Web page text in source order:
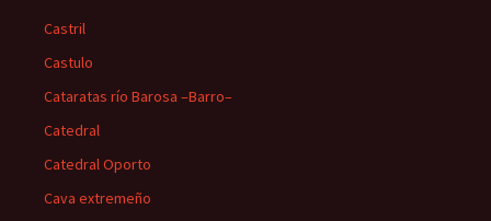
Castril
Castulo
Cataratas río Barosa –Barro–
Catedral
Catedral Oporto
Cava extremeño